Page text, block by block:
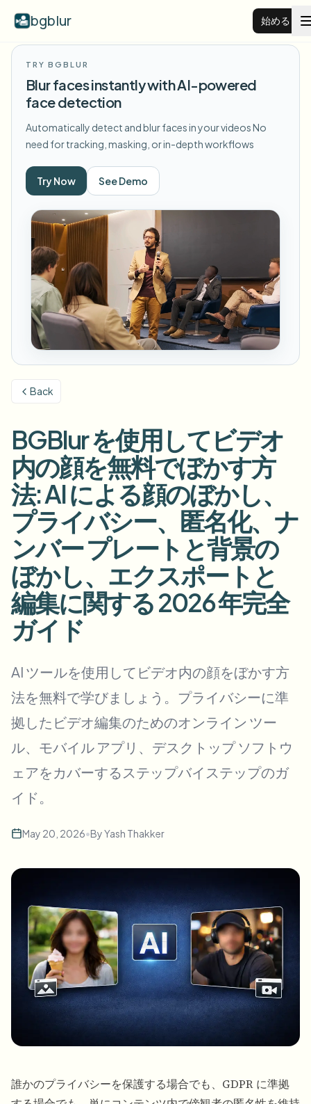
bgblur 始める
サンプルライブラリ全体を閲覧する
顔をぼかす
ナンバープレートをぼかす
背景をぼかす
何でもぼかす
GDPRコンプライアンスぼかし
ストリートインタビューぼかし
ゲーム＆配信ぼかし
機能
View all features
Browse every blur tool in one place
ナンバープレートをぼかす
顔をぼかす
AI Video Object Remover
写真の顔をオンラインでぼかす
顔の匿名化
ボイスアノニマイザー
顔交換 - 画像
顔交換 - 動画
ビデオインテリジェンス
複数の動画をまとめて処理
エンタープライズ
学校・教育
キャンパスカメラ、講義、地区の一括プライバシー
メディア・エンターテインメント
試写、リリース、コンプライアンス
小売・EC
医療
クリニックと患者向けビデオガバナンス
公共部門
FOIA、安全な開示、編集
一括顔の匿名化
大量バッチ、保持、SLA
一括ナンバープレートぼかし
フリート、ドライブレコーダー、駐車場を大規模に
一括顔ぼかし
何でもぼかす
企業ゾーン、ポリシー、レビュー
API & SDK
アップロード、ジョブ、ウェブフックを自動化
お問い合わせフォーム
ビデオインテリジェンス
リソース
FAQ
ブログ
Whitepapers
ツール
カテゴリ
製品
Choose language
TRY BGBLUR
Blur faces instantly with AI-powered
face detection
Automatically detect and blur faces in your videosNo
need for tracking, masking, or in-depth workflows
Try Now See Demo
Back
BGBlur を使用してビデオ
内の顔を無料でぼかす方
法: AI による顔のぼかし、
プライバシー、匿名化、ナ
ンバー プレートと背景の
ぼかし、エクスポートと
編集に関する 2026 年完全
ガイド
AI ツールを使用してビデオ内の顔をぼかす方
法を無料で学びましょう。プライバシーに準
拠したビデオ編集のためのオンライン ツー
ル、モバイル アプリ、デスクトップ ソフトウ
ェアをカバーするステップバイステップのガ
イド。
May 20, 2026•ByYash Thakker
誰かのプライバシーを保護する場合でも、GDPR に準拠